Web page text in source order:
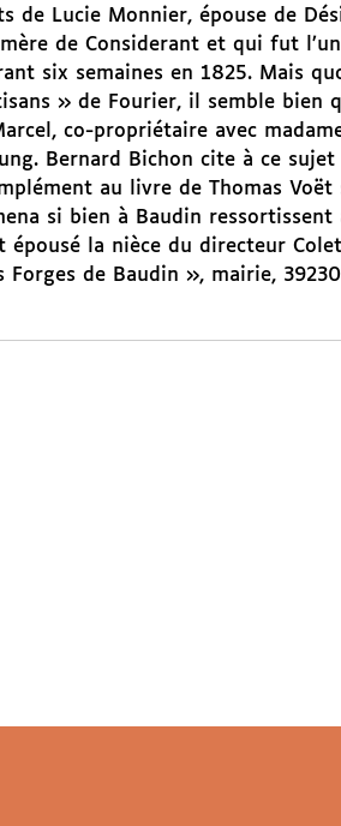
de Lucie Monnier, épouse de
de Considerant et qui fut
six semaines en 1825. Mais
» de Fourier, il semble bien
co-propriétaire avec
Bernard Bichon cite à ce
au livre de Thomas Voët
si bien à Baudin ressortissent
la nièce du directeur
de Baudin », mairie,